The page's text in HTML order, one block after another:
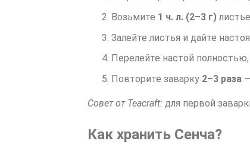
Возьмите 1 ч. л. (2–3 г)
Залейте листья и дайте
Перелейте настой
Повторите заварку 2–3 раза
Совет от Teacraft: для первой
Как хранить Сенча?